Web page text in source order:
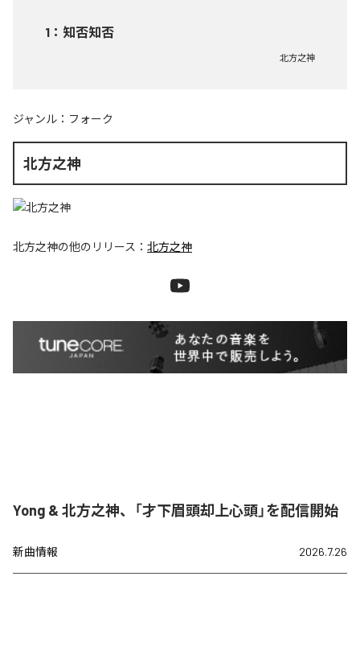
1 ： 知否知否
北方之神
ジャンル： フォーク
北方之神
北方之神の他のリリース： 北方之神
Yong & 北方之神、「才下眉頭却上心頭」を配信開始
新曲情報 2026.7.26